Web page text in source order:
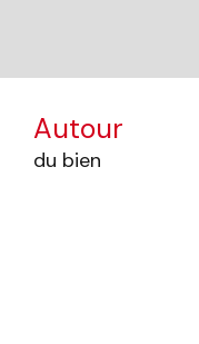
Autour
du bien